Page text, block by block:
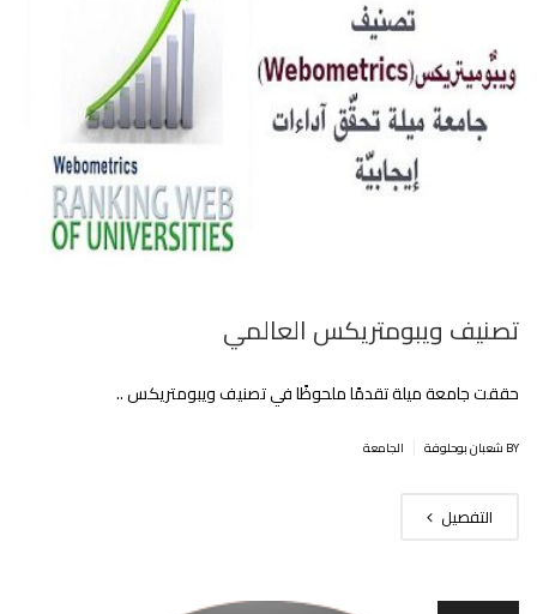
تصنيف ويبومتريكس العالمي
حققت جامعة ميلة تقدمًا ملحوظًا في تصنيف ويبومتريكس ..
BY شعبان بوحلوفة الجامعة
التفصيل